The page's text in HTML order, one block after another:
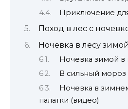
Приключение
Поход в лес с
Ночевка в лесу зимой
Ночевка зимой в
В сильный мороз
Ночевка в
палатки (видео)